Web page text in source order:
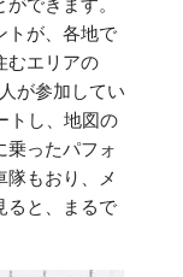
トが、各地で
むエリアの
が参加してい
トし、地図の
乗ったパフォ
隊もおり、メ
ると、まるで